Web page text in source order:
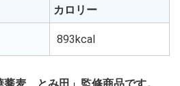
カロリー
893kcal